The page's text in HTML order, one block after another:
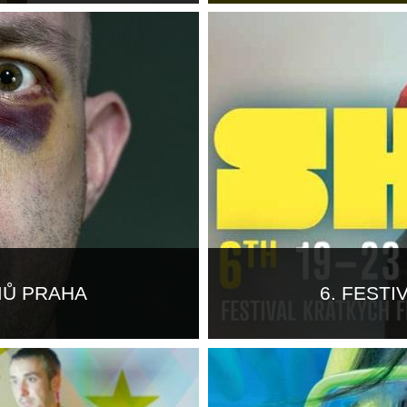
Více informací
PRAHA 6.
Více informací